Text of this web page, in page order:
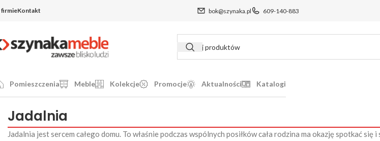
firmieKontakt bok@szynaka.pl 609-140-883
Pomieszczenia Meble Kolekcje Promocje Aktualności Katalogi
Jadalnia
Jadalnia jest sercem całego domu. To właśnie podczas wspólnych posiłków cała rodzina ma okazję spotkać